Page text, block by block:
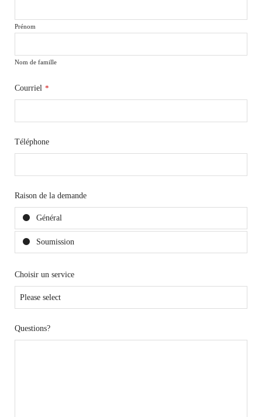
Prénom
Nom de famille
Courriel *
Téléphone
Raison de la demande
Général
Soumission
Choisir un service
Questions?